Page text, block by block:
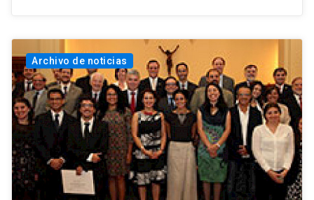
Archivo de noticias